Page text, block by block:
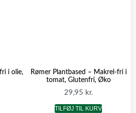
i olie,
Rømer Plantbased – Makrel-fri i
tomat, Glutenfri, Øko
29,95 kr.
TILFØJ TIL KURV